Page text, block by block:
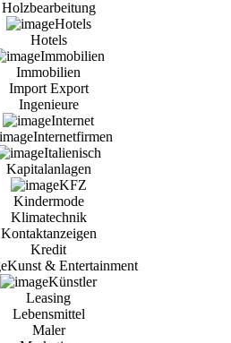
Holzbearbeitung
Hotels
Hotels
Immobilien
Immobilien
Import Export
Ingenieure
Internet
Internetfirmen
Italienisch
Kapitalanlagen
KFZ
Kindermode
Klimatechnik
Kontaktanzeigen
Kredit
Kunst & Entertainment
Künstler
Leasing
Lebensmittel
Maler